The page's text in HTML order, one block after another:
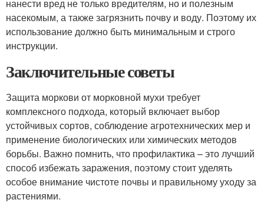
нанести вред не только вредителям, но и полезным
насекомым, а также загрязнить почву и воду. Поэтому их
использование должно быть минимальным и строго
инструкции.
Заключительные советы
Защита моркови от морковной мухи требует
комплексного подхода, который включает выбор
устойчивых сортов, соблюдение агротехнических мер и
применение биологических или химических методов
борьбы. Важно помнить, что профилактика – это лучший
способ избежать заражения, поэтому стоит уделять
особое внимание чистоте почвы и правильному уходу за
растениями.